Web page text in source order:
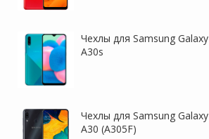
Чехлы для Samsung Galaxy
A30s
Чехлы для Samsung Galaxy
A30 (A305F)